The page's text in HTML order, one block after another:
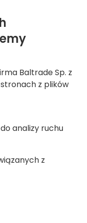
(05512)
dostępności
Baltrade Sp. z
z plików
analizy ruchu
z